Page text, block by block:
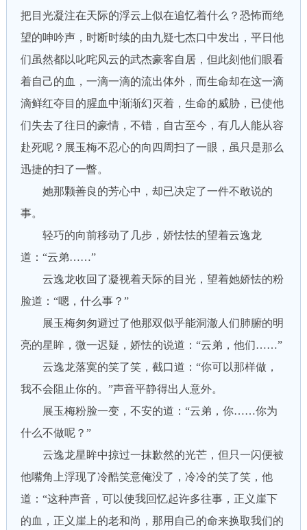
把目光凝注在天际的浮云上似在追忆着什么？恐怖而绝
望的呻吟声，时断时续的由九疑七杰口中发出，平日他
们虽然都以叱咤风云的武杰豪客自居，但此刻他们眼看
着自己的血，一滴一滴的流出体外，而生命却在这一滴
滴鲜红夺目的腥血中渐渐幻灭着，生命的威胁，已使他
们失去了往日的豪情，不错，自古至今，有几人能从容
赴死呢？展玉梅不忍心的向四周扫了一眼，虽只是那么
迅捷的扫了一瞥。
她那颗善良的芳心中，却已决定了一件不敢说的
事。
轻巧的向前移动了几步，娇怯怯的望着云逸龙
道：“云弟……”
云逸龙收回了凝视着天际的目光，望着她娇怯的粉
脸道：“嗯，什么事？”
展玉梅匆匆避过了他那双似乎能洞澈人们肺腑的明
亮的星眸，微一迟疑，娇怯的说道：“云弟，他们……”
云逸龙落寞的笑了笑，截口道：“你可以那样做，
我不会阻止你的。”声音平静得出人意外。
展玉梅粉脸一变，不安的道：“云弟，你……你为
什么不做呢？”
云逸龙星眸中掠过一抹歉然的光芒，但只一闪便被
他嘴角上浮现了冷酷笑意俺没了，冷冷的笑了笑，他
道：“这种声音，可以使我回忆起许多往事，正义崖下
的血，正义崖上的老和尚，那用自己的命来换取我们的